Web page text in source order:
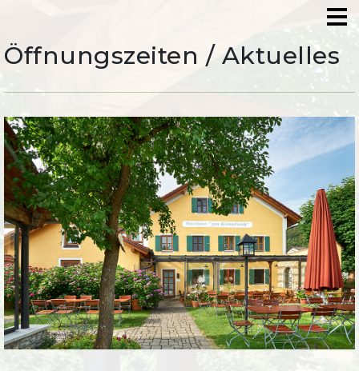
Öffnungszeiten / Aktuelles